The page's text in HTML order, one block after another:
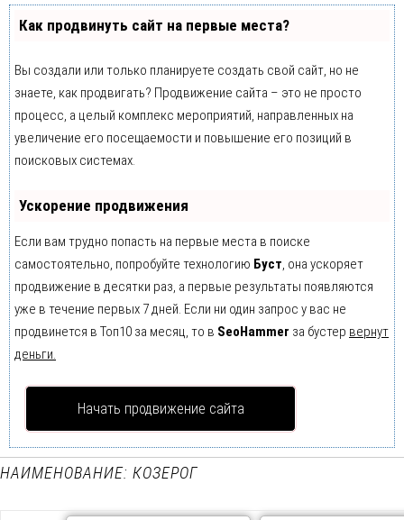
Как продвинуть сайт на первые места?
Вы создали или только планируете создать свой сайт, но не
знаете, как продвигать? Продвижение сайта – это не просто
процесс, а целый комплекс мероприятий, направленных на
увеличение его посещаемости и повышение его позиций в
поисковых системах.
Ускорение продвижения
Если вам трудно попасть на первые места в поиске
самостоятельно, попробуйте технологию Буст, она ускоряет
продвижение в десятки раз, а первые результаты появляются
уже в течение первых 7 дней. Если ни один запрос у вас не
продвинется в Топ10 за месяц, то в SeoHammer за бустер вернут
деньги.
Начать продвижение сайта
НАИМЕНОВАНИЕ: КОЗЕРОГ